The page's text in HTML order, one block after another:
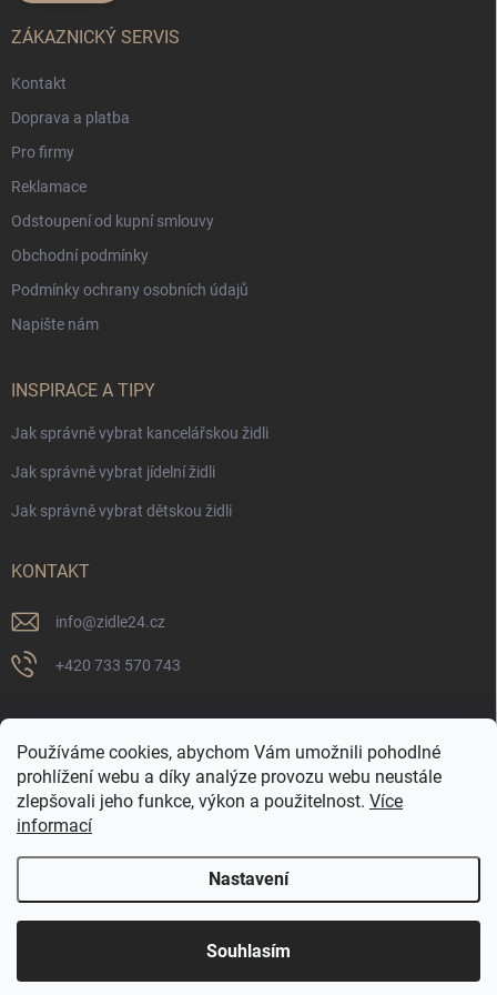
Používáme cookies, abychom Vám umožnili pohodlné
prohlížení webu a díky analýze provozu webu neustále
zlepšovali jeho funkce, výkon a použitelnost. Více
informací
Nastavení
Souhlasím
vybrané produkty. Akce platí pouze po omezenou
ZÁKAZNICKÝ SERVIS
Kontakt
Doprava a platba
Pro firmy
Reklamace
Odstoupení od kupní smlouvy
Obchodní podmínky
Podmínky ochrany osobních údajů
Napište nám
INSPIRACE A TIPY
Jak správně vybrat kancelářskou židli
Jak správně vybrat jídelní židli
Jak správně vybrat dětskou židli
KONTAKT
info@zidle24.cz
+420 733 570 743
PŘIJÍMÁME ONLINE PLATBY
Židle24.cz . Všechna práva vyhrazena.